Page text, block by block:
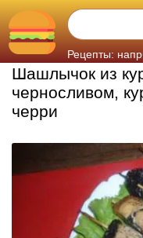
Рецепты:
Шашлычок из
черносливом,
черри